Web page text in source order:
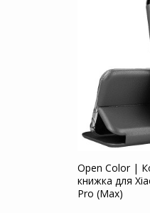
Open Color |
книжка для
Pro (Max)